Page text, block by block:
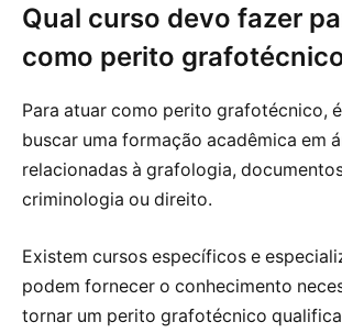
Qual curso devo fazer
como perito
Para atuar como perito grafotécnico,
buscar uma formação acadêmica em
relacionadas à grafologia,
criminologia ou direito.
Existem cursos específicos e
podem fornecer o conhecimento
tornar um perito grafotécnico